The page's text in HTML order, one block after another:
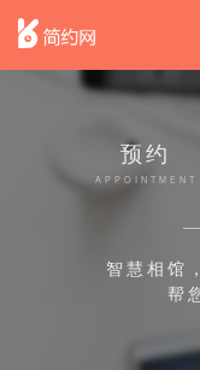
预约
APPOINTMENT
智慧相馆
帮